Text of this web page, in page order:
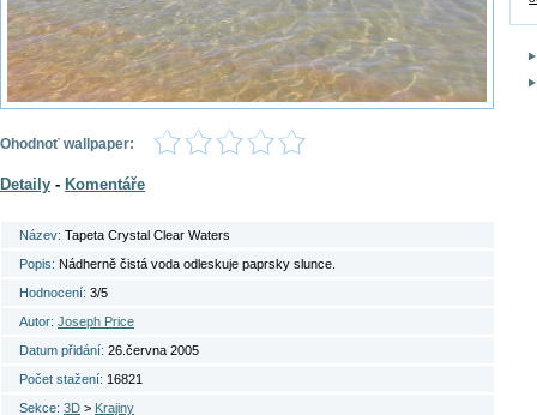
Ohodnoť wallpaper:
Detaily - Komentáře
Název: Tapeta Crystal Clear Waters
Popis: Nádherně čistá voda odleskuje paprsky slunce.
Hodnocení: 3/5
Autor: Joseph Price
Datum přidání: 26.června 2005
Počet stažení: 16821
Sekce: 3D > Krajiny